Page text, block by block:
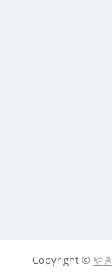
Copyright ©や